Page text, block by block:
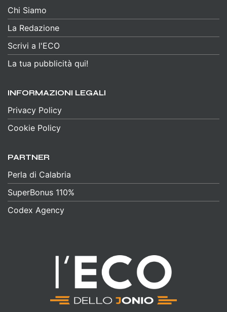
Chi Siamo
La Redazione
Scrivi a l'ECO
La tua pubblicità qui!
INFORMAZIONI LEGALI
Privacy Policy
Cookie Policy
PARTNER
Perla di Calabria
SuperBonus 110%
Codex Agency